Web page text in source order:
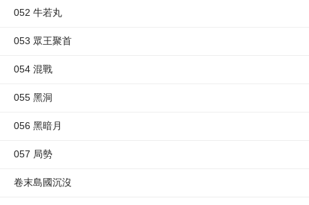
052 牛若丸
053 眾王聚首
054 混戰
055 黑洞
056 黑暗月
057 局勢
卷末島國沉沒